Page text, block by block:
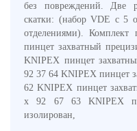
без повреждений. Две
скатки: (набор VDE с 5
отделениями).
пинцет захватный
KNIPEX пинцет
92 37 64 KNIPEX пинцет
62 KNIPEX пинцет
x 92 67 63 KNIPEX
изолирован,